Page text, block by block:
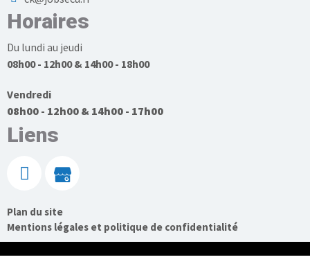
Horaires
Du lundi au jeudi
08h00 - 12h00 & 14h00 - 18h00
Vendredi
08h00 - 12h00 & 14h00 - 17h00
Liens
Plan du site
Mentions légales et politique de confidentialité